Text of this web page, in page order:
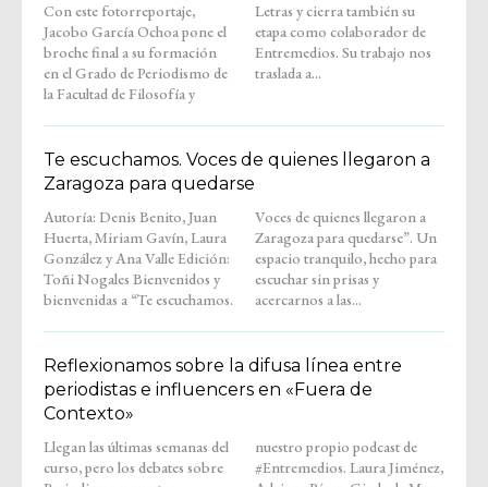
Con este fotorreportaje,
Jacobo García Ochoa pone el
broche final a su formación
en el Grado de Periodismo de
la Facultad de Filosofía y
Letras y cierra también su
etapa como colaborador de
Entremedios. Su trabajo nos
traslada a...
Te escuchamos. Voces de quienes llegaron a
Zaragoza para quedarse
Autoría: Denis Benito, Juan
Huerta, Miriam Gavín, Laura
González y Ana Valle Edición:
Toñi Nogales Bienvenidos y
bienvenidas a “Te escuchamos.
Voces de quienes llegaron a
Zaragoza para quedarse”. Un
espacio tranquilo, hecho para
escuchar sin prisas y
acercarnos a las...
Reflexionamos sobre la difusa línea entre
periodistas e influencers en «Fuera de
Contexto»
Llegan las últimas semanas del
curso, pero los debates sobre
nuestro propio podcast de
#Entremedios. Laura Jiménez,